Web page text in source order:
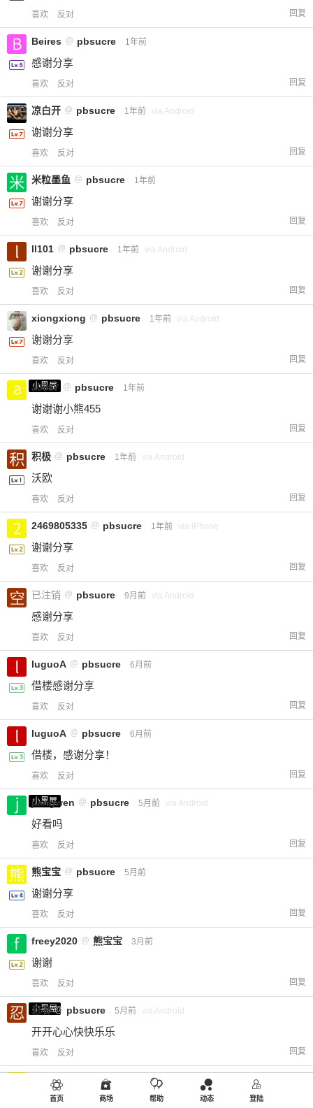
喜欢 反对 回复
Beires @ pbsucre 1年前
感谢分享
喜欢 反对 回复
凉白开 @ pbsucre 1年前 via Android
谢谢分享
喜欢 反对 回复
米粒墨鱼 @ pbsucre 1年前
谢谢分享
喜欢 反对 回复
ll101 @ pbsucre 1年前 via Android
谢谢分享
喜欢 反对 回复
xiongxiong @ pbsucre 1年前 via Android
谢谢分享
喜欢 反对 回复
小黑屋
a0987 @ pbsucre 1年前
谢谢谢小熊455
喜欢 反对 回复
积极 @ pbsucre 1年前 via Android
沃欧
喜欢 反对 回复
2469805335 @ pbsucre 1年前 via iPhone
谢谢分享
喜欢 反对 回复
已注销 @ pbsucre 9月前 via Android
感谢分享
喜欢 反对 回复
luguoA @ pbsucre 6月前
借楼感谢分享
喜欢 反对 回复
luguoA @ pbsucre 6月前
借楼，感谢分享！
喜欢 反对 回复
小黑屋
jiangwen @ pbsucre 5月前 via Android
好看吗
喜欢 反对 回复
熊宝宝 @ pbsucre 5月前
谢谢分享
喜欢 反对 回复
freey2020 @ 熊宝宝 3月前
谢谢
喜欢 反对 回复
小黑屋
忍者 @ pbsucre 5月前 via Android
开开心心快快乐乐
喜欢 反对 回复
@ pbsucre via Android
真的谢谢分享
首页 商场 帮助 动态 登陆